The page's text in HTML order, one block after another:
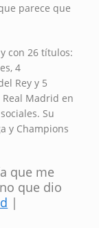
parece que
con 26 títulos:
4
Rey y 5
Real Madrid en
Su
y Champions
que me
que dio
|